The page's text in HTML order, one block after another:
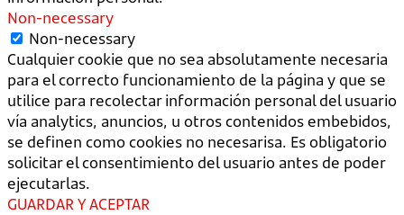
Non-necessary
Non-necessary
Cualquier cookie que no sea absolutamente necesaria
para el correcto funcionamiento de la página y que se
utilice para recolectar información personal del usuario
vía analytics, anuncios, u otros contenidos embebidos,
se definen como cookies no necesarisa. Es obligatorio
solicitar el consentimiento del usuario antes de poder
ejecutarlas.
GUARDAR Y ACEPTAR